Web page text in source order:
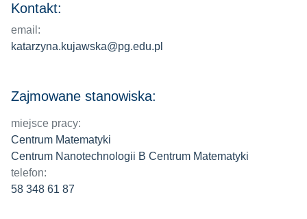
Kontakt:
email:
katarzyna.kujawska@pg.edu.pl
Zajmowane stanowiska:
miejsce pracy:
Centrum Matematyki
Centrum Nanotechnologii B Centrum Matematyki
telefon:
58 348 61 87